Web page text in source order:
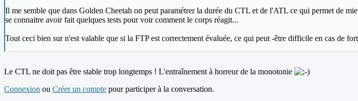
Il me semble que dans Golden Cheetah on peut paramétrer la durée du CTL et de l'ATL ce qui permet de
se connaitre avoir fait quelques tests pour voir comment le corps réagit...
Tout ceci bien sur n'est valable que si la FTP est correctement évaluée, ce qui peut -être difficile en cas de
Le CTL ne doit pas être stable trop longtemps ! L'entraînement à horreur de la monotonie
Connexion ou Créer un compte pour participer à la conversation.